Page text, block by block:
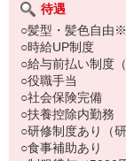
待遇
○髪型・髪色自由
○時給UP制度
○給与前払い制度
○役職手当
○社会保険完備
○扶養控除内勤務
○研修制度あり（
○食事補助あり